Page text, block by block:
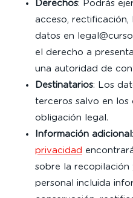
Derechos: Podrás
acceso, rectificación,
datos en
el derecho a
una autoridad de
Destinatarios: Los
terceros salvo en los
obligación legal.
Información adicional
privacidad
sobre la recopilación
personal incluida